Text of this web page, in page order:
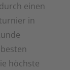
einen
in
höchste